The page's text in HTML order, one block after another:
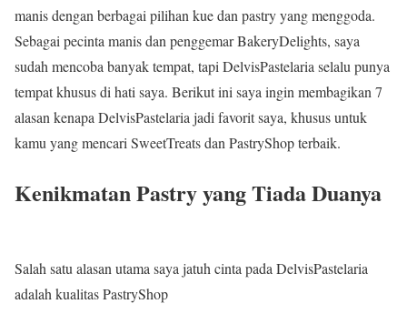
manis dengan berbagai pilihan kue dan pastry yang menggoda.
Sebagai pecinta manis dan penggemar BakeryDelights, saya
sudah mencoba banyak tempat, tapi DelvisPastelaria selalu punya
tempat khusus di hati saya. Berikut ini saya ingin membagikan 7
alasan kenapa DelvisPastelaria jadi favorit saya, khusus untuk
kamu yang mencari SweetTreats dan PastryShop terbaik.
Kenikmatan Pastry yang Tiada Duanya
Salah satu alasan utama saya jatuh cinta pada DelvisPastelaria
adalah kualitas PastryShop